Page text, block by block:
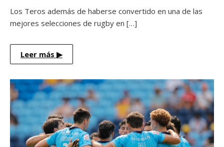
Los Teros además de haberse convertido en una de las
mejores selecciones de rugby en […]
Leer más ▶